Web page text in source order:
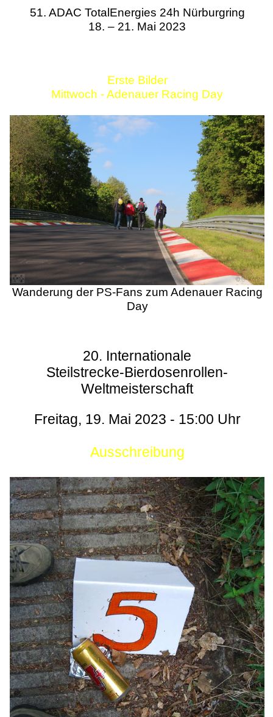
51. ADAC TotalEnergies 24h Nürburgring
18. – 21. Mai 2023
Erste Bilder
Mittwoch - Adenauer Racing Day
Wanderung der PS-Fans zum Adenauer Racing
Day
20. Internationale
Steilstrecke-Bierdosenrollen-
Weltmeisterschaft
Freitag, 19. Mai 2023 - 15:00 Uhr
Ausschreibung